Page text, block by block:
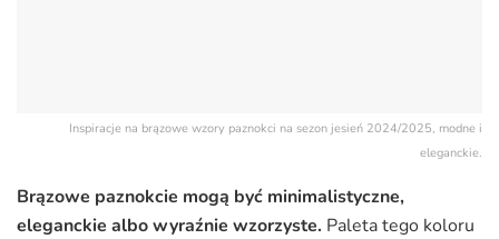
Inspiracje na brązowe wzory paznokci na sezon jesień 2024/2025, modne i
eleganckie.
Brązowe paznokcie mogą być minimalistyczne,
eleganckie albo wyraźnie wzorzyste. Paleta tego koloru